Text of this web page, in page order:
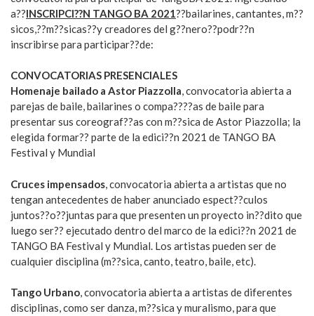
a??INSCRIPCI??N TANGO BA 2021??bailarines, cantantes, m??
sicos,??m??sicas??y creadores del g??nero??podr??n
inscribirse para participar??de:
CONVOCATORIAS PRESENCIALES
Homenaje bailado a Astor Piazzolla, convocatoria abierta a
parejas de baile, bailarines o compa????as de baile para
presentar sus coreograf??as con m??sica de Astor Piazzolla; la
elegida formar?? parte de la edici??n 2021 de TANGO BA
Festival y Mundial
Cruces impensados , convocatoria abierta a artistas que no
tengan antecedentes de haber anunciado espect??culos
juntos??o??juntas para que presenten un proyecto in??dito que
luego ser?? ejecutado dentro del marco de la edici??n 2021 de
TANGO BA Festival y Mundial. Los artistas pueden ser de
cualquier disciplina (m??sica, canto, teatro, baile, etc).
Tango Urbano, convocatoria abierta a artistas de diferentes
disciplinas, como ser danza, m??sica y muralismo, para que